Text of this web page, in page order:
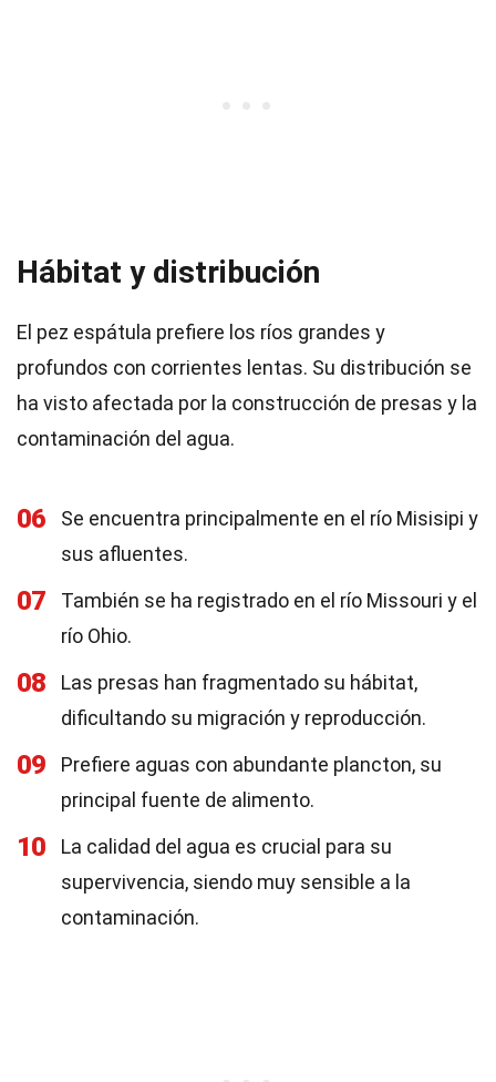
Hábitat y distribución
El pez espátula prefiere los ríos grandes y
profundos con corrientes lentas. Su distribución se
ha visto afectada por la construcción de presas y la
contaminación del agua.
06
Se encuentra principalmente en el río Misisipi y
sus afluentes.
07
También se ha registrado en el río Missouri y el
río Ohio.
08
Las presas han fragmentado su hábitat,
dificultando su migración y reproducción.
09
Prefiere aguas con abundante plancton, su
principal fuente de alimento.
10
La calidad del agua es crucial para su
supervivencia, siendo muy sensible a la
contaminación.